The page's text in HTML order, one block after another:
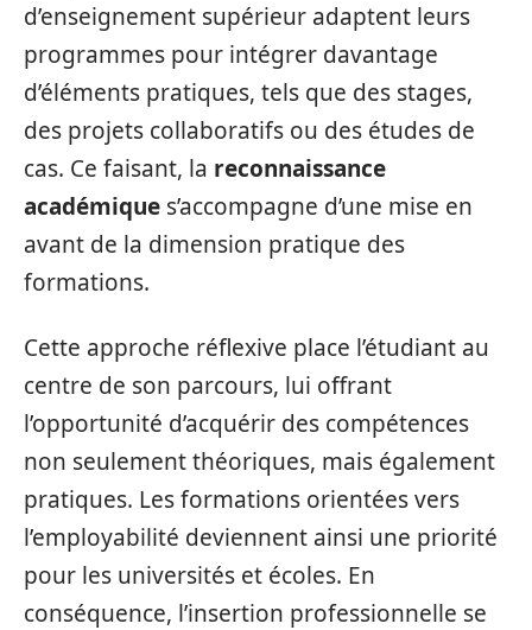
d’enseignement supérieur adaptent leurs
programmes pour intégrer davantage
d’éléments pratiques, tels que des stages,
des projets collaboratifs ou des études de
cas. Ce faisant, la reconnaissance
académique s’accompagne d’une mise en
avant de la dimension pratique des
formations.
Cette approche réflexive place l’étudiant au
centre de son parcours, lui offrant
l’opportunité d’acquérir des compétences
non seulement théoriques, mais également
pratiques. Les formations orientées vers
l’employabilité deviennent ainsi une priorité
pour les universités et écoles. En
conséquence, l’insertion professionnelle se